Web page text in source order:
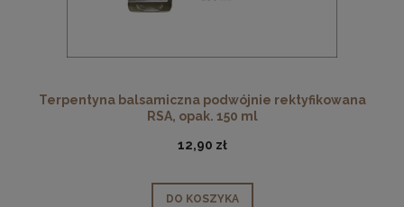
Terpentyna balsamiczna podwójnie rektyfikowana
RSA, opak. 150 ml
12,90 zł
DO KOSZYKA